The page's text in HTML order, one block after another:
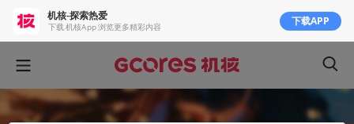
机核-探索热爱
下载 机核App 浏览更多精彩内容 下载APP